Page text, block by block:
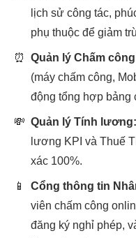
lịch sử công tác,
phụ thuộc để giảm
⏰ Quản lý Chấm
(máy chấm công,
động tổng hợp bảng
💸 Quản lý Tính lương:
lương KPI và Thuế
xác 100%.
📱 Cổng thông tin
viên chấm công
đăng ký nghỉ phép,